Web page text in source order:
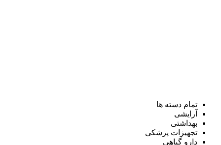
تمام دسته ها
آرایشی
بهداشتی
تجهیزات پزشکی
دارو گیاهی